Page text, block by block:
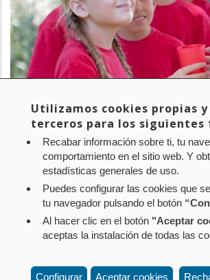
PROYECTO:English Week
EMPRESA:CNAI
Aviso legal Política de privacidad
Política
Contacto: Paseo de Sarasate nº 38, 2º
Utilizamos cookies propias y
terceros para los siguientes
Recabar información sobre ti, tu
comportamiento en el sitio web. Y
estadísticas generales de uso.
Puedes configurar las cookies que
tu navegador pulsando el botón
Al hacer clic en el botón "Aceptar
aceptas la instalación de todas las
Configurar Aceptar cookies